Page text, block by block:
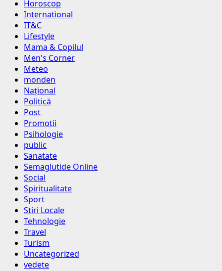
Horoscop
International
IT&C
Lifestyle
Mama & Copilul
Men's Corner
Meteo
monden
Național
Politică
Post
Promotii
Psihologie
public
Sanatate
Semaglutide Online
Social
Spiritualitate
Sport
Stiri Locale
Tehnologie
Travel
Turism
Uncategorized
vedete